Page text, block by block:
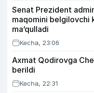
Senat Prezident
maqomini belgilovchi
ma’qulladi
Kecha, 23:06
Axmat Qodirovga
berildi
Kecha, 22:31